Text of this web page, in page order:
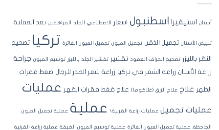
استيفيرا اسطنبول اسعار الاصطناعي الجلد المراهقين بعد العملية
الأسنان تجميل الذقن تجميل العيون تجميل العيون الغائرة تركيا تصحيح
بالليزر تصحيح انحراف العمود تقشير تقشير الجلد بالليزر توسيع العيون جراحة
الأسنان زراعة الشعر في تركيا زراعة شعر الصدر للرجال ضغط فقرات
علاج علاج الزرق (غلاكوما) علاج ضغط فقرات الظهر عمليات
تجميل عمليات زراعة القرنية\ عملية عملية تجميل العيون
عملية تجميل العيون الغائرة عملية توسيع العيون الضيقة عملية زراعة القرنية